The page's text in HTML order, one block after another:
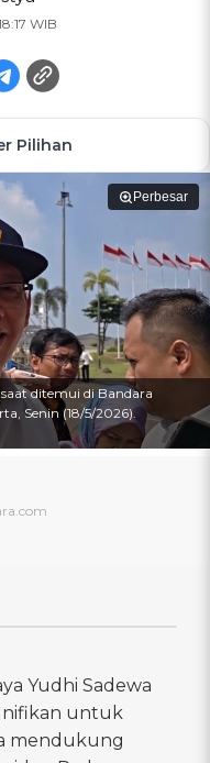
WIB
Pilihan
Perbesar
ditemui di Bandara
Senin (18/5/2026).
Yudhi Sadewa
untuk
mendukung